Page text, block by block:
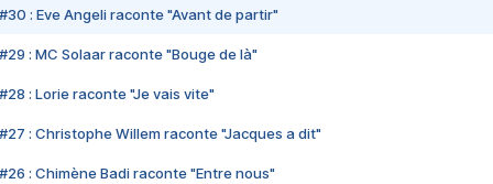
#30 : Eve Angeli raconte "Avant de partir"
#29 : MC Solaar raconte "Bouge de là"
#28 : Lorie raconte "Je vais vite"
#27 : Christophe Willem raconte "Jacques a dit"
#26 : Chimène Badi raconte "Entre nous"